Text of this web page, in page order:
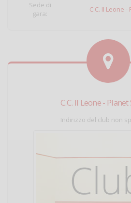
Sede di
gara:
C.C. Il Leone
C.C. Il Leone -
Indirizzo del club non